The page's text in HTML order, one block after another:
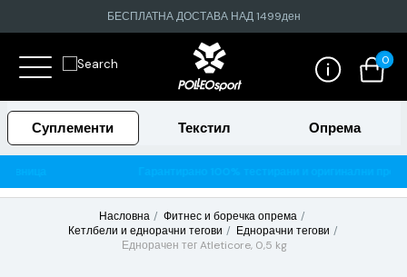
БЕСПЛАТНА ДОСТАВА НАД 1499ден
0
Суплементи Текстил Опрема
Насловна
Фитнес и боречка опрема
Кетлбели и еднорачни тегови
Еднорачни тегови
Еднорачен тег Atleticore, 0,5 kg